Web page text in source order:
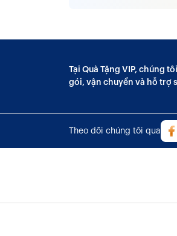
Tại Quà Tặng VIP, chúng
gói, vận chuyển và hỗ trợ
Theo dõi chúng tôi qua